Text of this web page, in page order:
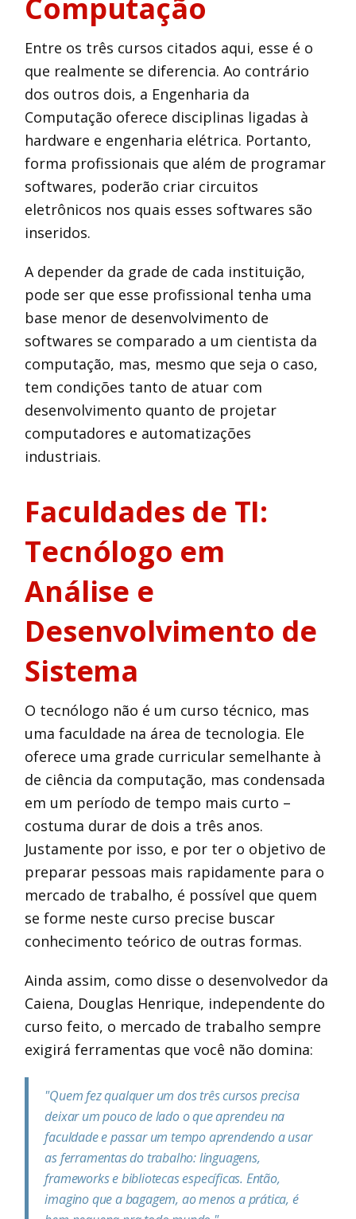
Computação
Entre os três cursos citados aqui, esse é o
que realmente se diferencia. Ao contrário
dos outros dois, a Engenharia da
Computação oferece disciplinas ligadas à
hardware e engenharia elétrica. Portanto,
forma profissionais que além de programar
softwares, poderão criar circuitos
eletrônicos nos quais esses softwares são
inseridos.
A depender da grade de cada instituição,
pode ser que esse profissional tenha uma
base menor de desenvolvimento de
softwares se comparado a um cientista da
computação, mas, mesmo que seja o caso,
tem condições tanto de atuar com
desenvolvimento quanto de projetar
computadores e automatizações
industriais.
Faculdades de TI:
Tecnólogo em
Análise e
Desenvolvimento de
Sistema
O tecnólogo não é um curso técnico, mas
uma faculdade na área de tecnologia. Ele
oferece uma grade curricular semelhante à
de ciência da computação, mas condensada
em um período de tempo mais curto –
costuma durar de dois a três anos.
Justamente por isso, e por ter o objetivo de
preparar pessoas mais rapidamente para o
mercado de trabalho, é possível que quem
se forme neste curso precise buscar
conhecimento teórico de outras formas.
Ainda assim, como disse o desenvolvedor da
Caiena, Douglas Henrique, independente do
curso feito, o mercado de trabalho sempre
exigirá ferramentas que você não domina:
"Quem fez qualquer um dos três cursos precisa
deixar um pouco de lado o que aprendeu na
faculdade e passar um tempo aprendendo a usar
as ferramentas do trabalho: linguagens,
frameworks e bibliotecas específicas. Então,
imagino que a bagagem, ao menos a prática, é